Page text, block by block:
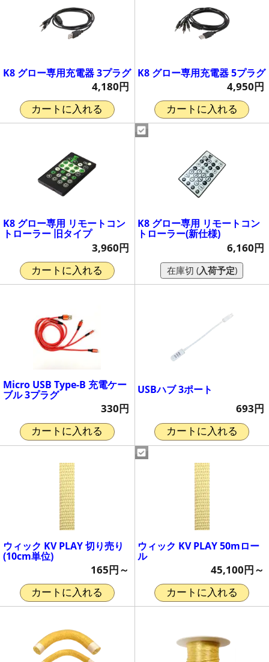
K8 グロー専用充電器 3プラグ
4,180円
カートに入れる
K8 グロー専用充電器 5プラグ
4,950円
カートに入れる
K8 グロー専用 リモートコン
トローラー 旧タイプ
3,960円
カートに入れる
K8 グロー専用 リモートコン
トローラー(新仕様)
6,160円
在庫切 (入荷予定)
Micro USB Type-B 充電ケー
ブル 3プラグ
330円
カートに入れる
USBハブ 3ポート
693円
カートに入れる
ウィック KV PLAY 切り売り
(10cm単位)
165円～
カートに入れる
ウィック KV PLAY 50mロー
ル
45,100円～
カートに入れる